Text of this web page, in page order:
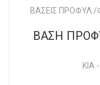
ΒΑΣΕΙΣ
ΒΑΣΗ
KIA -